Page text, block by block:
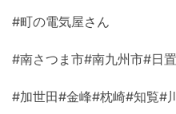
#町の電気屋さん
#南さつま市#南九州市#日
#加世田#金峰#枕崎#知覧#